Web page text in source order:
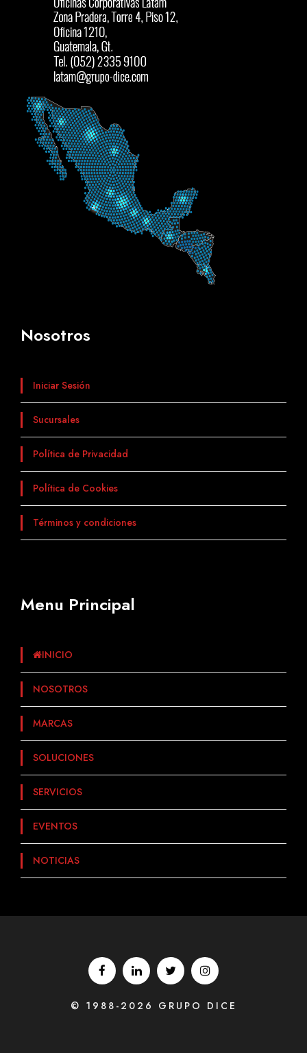
Nosotros
Iniciar Sesión
Sucursales
Política de Privacidad
Política de Cookies
Términos y condiciones
Menu Principal
INICIO
NOSOTROS
MARCAS
SOLUCIONES
SERVICIOS
EVENTOS
NOTICIAS
© 1988-2026 GRUPO DICE